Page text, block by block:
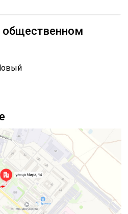
общественном